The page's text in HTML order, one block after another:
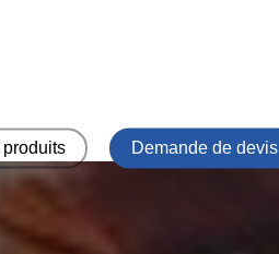
produits Demande de devis